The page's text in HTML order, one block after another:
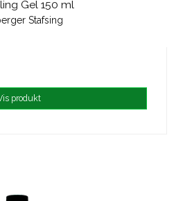
Gel 150 ml
Stafsing
produkt